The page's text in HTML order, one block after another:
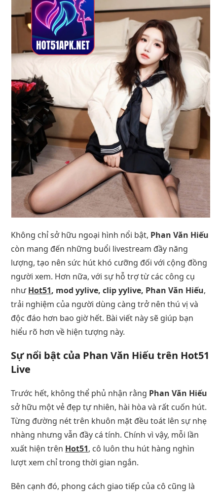
Không chỉ sở hữu ngoại hình nổi bật, Phan Văn Hiếu
còn mang đến những buổi livestream đầy năng
lượng, tạo nên sức hút khó cưỡng đối với cộng đồng
người xem. Hơn nữa, với sự hỗ trợ từ các công cụ
nhưHot51, mod yylive, clip yylive, Phan Văn Hiếu,
trải nghiệm của người dùng càng trở nên thú vị và
độc đáo hơn bao giờ hết. Bài viết này sẽ giúp bạn
hiểu rõ hơn về hiện tượng này.
Sự nổi bật của Phan Văn Hiếu trên Hot51
Live
Trước hết, không thể phủ nhận rằng Phan Văn Hiếu
sở hữu một vẻ đẹp tự nhiên, hài hòa và rất cuốn hút.
Từng đường nét trên khuôn mặt đều toát lên sự nhẹ
nhàng nhưng vẫn đầy cá tính. Chính vì vậy, mỗi lần
xuất hiện trên Hot51, cô luôn thu hút hàng nghìn
lượt xem chỉ trong thời gian ngắn.
Bên cạnh đó, phong cách giao tiếp của cô cũng là